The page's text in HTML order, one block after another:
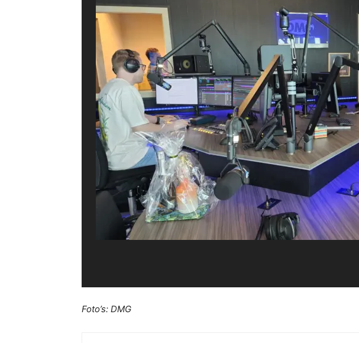
Foto’s: DMG